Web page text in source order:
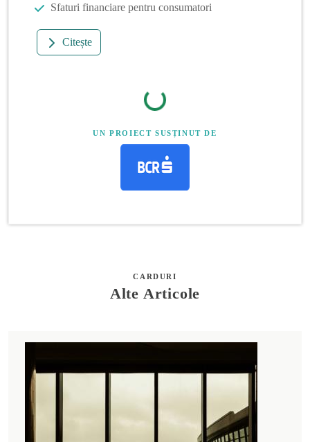
Sfaturi financiare pentru consumatori
Citește
UN PROIECT SUSȚINUT DE
CARDURI
Alte Articole